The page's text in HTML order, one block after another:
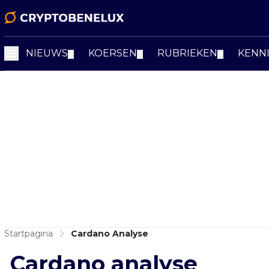
NIEUWS KOERSEN RUBRIEKEN
Startpagina Cardano Analyse
Cardano analyse